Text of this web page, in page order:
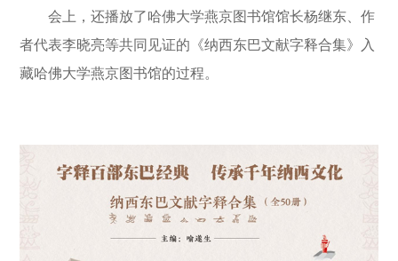
会上，还播放了哈佛大学燕京图书馆馆长杨继东、作
者代表李晓亮等共同见证的《纳西东巴文献字释合集》入
藏哈佛大学燕京图书馆的过程。